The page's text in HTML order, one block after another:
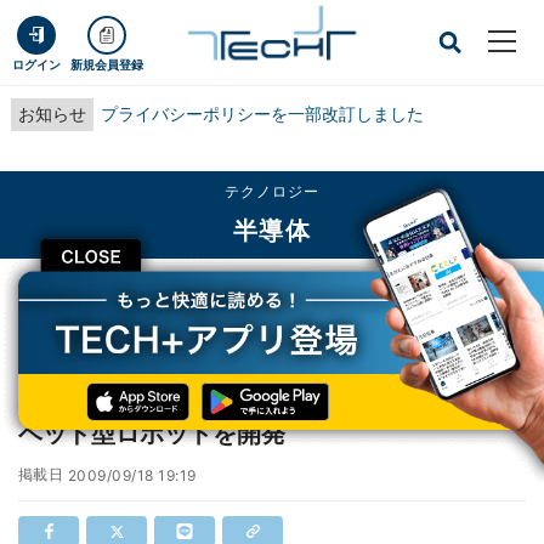
ログイン 新規会員登録
お知らせ プライバシーポリシーを一部改訂しました
CLOSE
テクノロジー
半導体
TECH+ テクノロジー
半導体
パナソニック、要介護者の自立生活支援向けベッド型ロボットを開発
パナソニック、要介護者の自立生活支援向け
ベッド型ロボットを開発
掲載日 2009/09/18 19:19